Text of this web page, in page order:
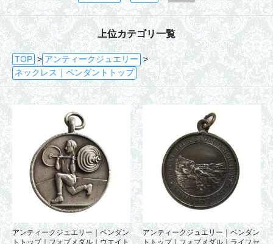
上位カテゴリ一覧
TOP > アンティークジュエリー >
ネックレス｜ペンダントトップ
アンティークジュエリー｜ペンダン
トトップ｜フォブメダル｜ウエイト
アンティークジュエリー｜ペンダン
トトップ｜フォブメダル｜ライフセ